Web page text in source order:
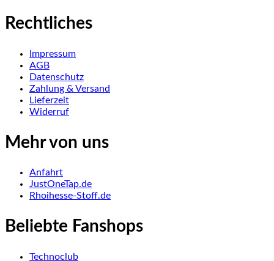
Rechtliches
Impressum
AGB
Datenschutz
Zahlung & Versand
Lieferzeit
Widerruf
Mehr von uns
Anfahrt
JustOneTap.de
Rhoihesse-Stoff.de
Beliebte Fanshops
Technoclub